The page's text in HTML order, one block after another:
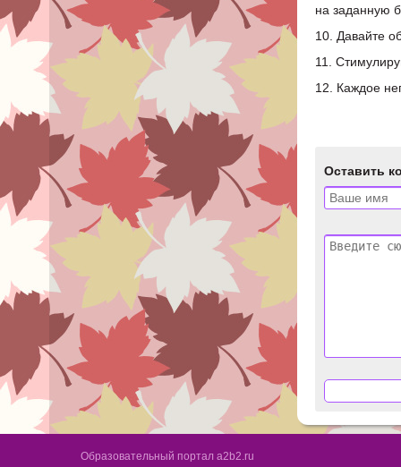
на заданную
10. Давайте
11.
12. Каждое
Оставить
Образовательный портал a2b2.ru